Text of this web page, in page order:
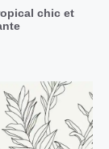
chic et